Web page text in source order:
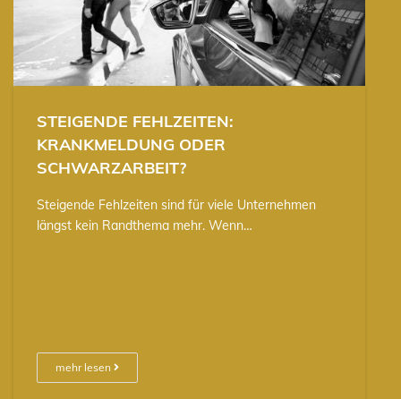
STEIGENDE FEHLZEITEN:
KRANKMELDUNG ODER
SCHWARZARBEIT?
Steigende Fehlzeiten sind für viele Unternehmen
längst kein Randthema mehr. Wenn…
mehr lesen